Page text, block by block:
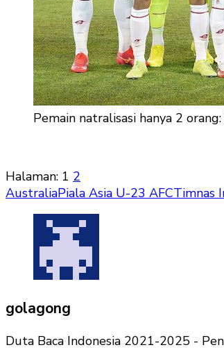
Pemain natralisasi hanya 2
Halaman: 1 2
AustraliaPiala Asia U-23 AFCTimnas
golagong
Duta Baca Indonesia 2021-2025 -